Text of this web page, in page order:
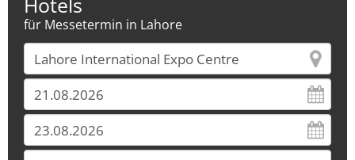
für Messetermin in Lahore